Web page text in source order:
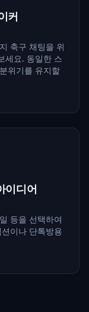
커
축구 채팅을 위
세요. 동일한 스
위기를 유지할
이디어
등을 선택하여
이나 단톡방용